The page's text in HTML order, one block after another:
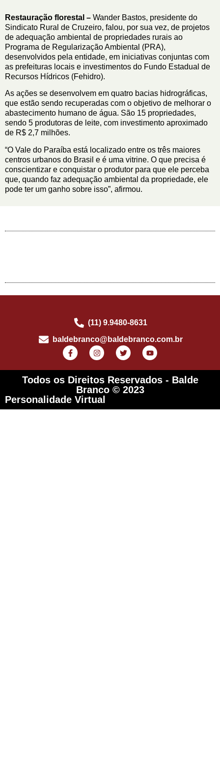
Restauração florestal – Wander Bastos, presidente do
Sindicato Rural de Cruzeiro, falou, por sua vez, de projetos
de adequação ambiental de propriedades rurais ao
Programa de Regularização Ambiental (PRA),
desenvolvidos pela entidade, em iniciativas conjuntas com
as prefeituras locais e investimentos do Fundo Estadual de
Recursos Hídricos (Fehidro).
As ações se desenvolvem em quatro bacias hidrográficas,
que estão sendo recuperadas com o objetivo de melhorar o
abastecimento humano de água. São 15 propriedades,
sendo 5 produtoras de leite, com investimento aproximado
de R$ 2,7 milhões.
“O Vale do Paraíba está localizado entre os três maiores
centros urbanos do Brasil e é uma vitrine. O que precisa é
conscientizar e conquistar o produtor para que ele perceba
que, quando faz adequação ambiental da propriedade, ele
pode ter um ganho sobre isso”, afirmou.
(11) 9.9480-8631
baldebranco@baldebranco.com.br
Todos os Direitos Reservados - Balde
Branco © 2023
Personalidade Virtual